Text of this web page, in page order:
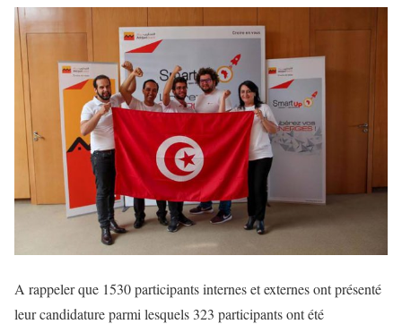
A rappeler que 1530 participants internes et externes ont présenté
leur candidature parmi lesquels 323 participants ont été